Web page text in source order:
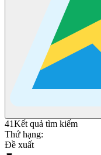
41Kết quả tìm kiếm
Thứ hạng:
Đề xuất